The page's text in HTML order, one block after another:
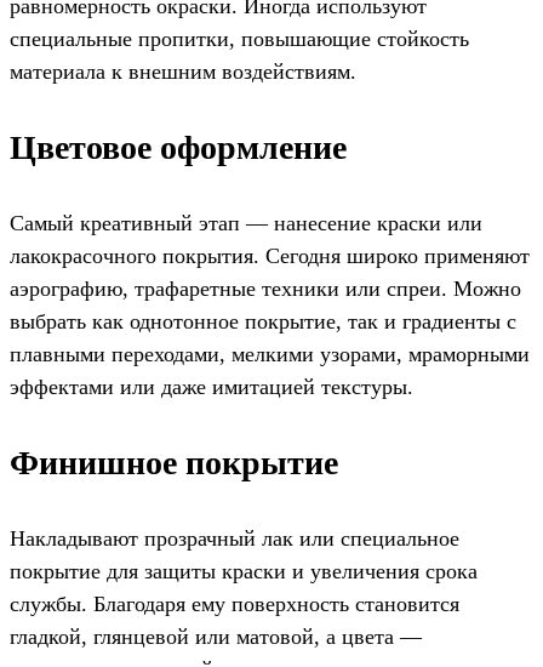
равномерность окраски. Иногда используют
специальные пропитки, повышающие стойкость
материала к внешним воздействиям.
Цветовое оформление
Самый креативный этап — нанесение краски или
лакокрасочного покрытия. Сегодня широко применяют
аэрографию, трафаретные техники или спреи. Можно
выбрать как однотонное покрытие, так и градиенты с
плавными переходами, мелкими узорами, мраморными
эффектами или даже имитацией текстуры.
Финишное покрытие
Накладывают прозрачный лак или специальное
покрытие для защиты краски и увеличения срока
службы. Благодаря ему поверхность становится
гладкой, глянцевой или матовой, а цвета —